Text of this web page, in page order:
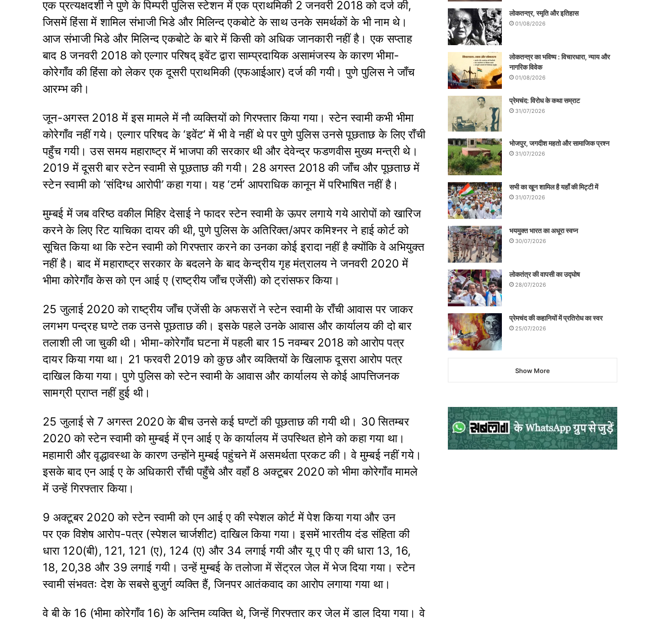
एक प्रत्यक्षदर्शी ने पुणे के पिम्परी पुलिस स्टेशन में एक प्राथमिकी 2 जनवरी 2018 को दर्ज की,
जिसमें हिंसा में शामिल संभाजी भिडे और मिलिन्द एकबोटे के साथ उनके समर्थकों के भी नाम थे।
आज संभाजी भिडे और मिलिन्द एकबोटे के बारे में किसी को अधिक जानकारी नहीं है। एक सप्ताह
बाद 8 जनवरी 2018 को एल्गार परिषद् इवेंट द्वारा साम्प्रदायिक असामंजस्य के कारण भीमा-
कोरेगाँव की हिंसा को लेकर एक दूसरी प्राथमिकी (एफआईआर) दर्ज की गयी। पुणे पुलिस ने जाँच
आरम्भ की।
जून-अगस्त 2018 में इस मामले में नौ व्यक्तियों को गिरफ्तार किया गया। स्टेन स्वामी कभी भीमा
कोरेगाँव नहीं गये। एल्गार परिषद के ‘इवेंट’ में भी वे नहीं थे पर पुणे पुलिस उनसे पूछताछ के लिए राँची
पहुँच गयी। उस समय महाराष्ट्र में भाजपा की सरकार थी और देवेन्द्र फडणवीस मुख्य मन्त्री थे।
2019 में दूसरी बार स्टेन स्वामी से पूछताछ की गयी। 28 अगस्त 2018 की जाँच और पूछताछ में
स्टेन स्वामी को ‘संदिग्ध आरोपी’ कहा गया। यह ‘टर्म’ आपराधिक कानून में परिभाषित नहीं है।
मुम्बई में जब वरिष्ठ वकील मिहिर देसाई ने फादर स्टेन स्वामी के ऊपर लगाये गये आरोपों को खारिज
करने के लिए रिट याचिका दायर की थी, पुणे पुलिस के अतिरिक्त/अपर कमिश्नर ने हाई कोर्ट को
सूचित किया था कि स्टेन स्वामी को गिरफ्तार करने का उनका कोई इरादा नहीं है क्योंकि वे अभियुक्त
नहीं है। बाद में महाराष्ट्र सरकार के बदलने के बाद केन्द्रीय गृह मंत्रालय ने जनवरी 2020 में
भीमा कोरेगाँव केस को एन आई ए (राष्ट्रीय जाँच एजेंसी) को ट्रांसफर किया।
25 जुलाई 2020 को राष्ट्रीय जाँच एजेंसी के अफसरों ने स्टेन स्वामी के राँची आवास पर जाकर
लगभग पन्द्रह घण्टे तक उनसे पूछताछ की। इसके पहले उनके आवास और कार्यालय की दो बार
तलाशी ली जा चुकी थी। भीमा-कोरेगाँव घटना में पहली बार 15 नवम्बर 2018 को आरोप पत्र
दायर किया गया था। 21 फरवरी 2019 को कुछ और व्यक्तियों के खिलाफ दूसरा आरोप पत्र
दाखिल किया गया। पुणे पुलिस को स्टेन स्वामी के आवास और कार्यालय से कोई आपत्तिजनक
सामग्री प्राप्त नहीं हुई थी।
25 जुलाई से 7 अगस्त 2020 के बीच उनसे कई घण्टों की पूछताछ की गयी थी। 30 सितम्बर
2020 को स्टेन स्वामी को मुम्बई में एन आई ए के कार्यालय में उपस्थित होने को कहा गया था।
महामारी और वृद्धावस्था के कारण उन्होंने मुम्बई पहुंचने में असमर्थता प्रकट की। वे मुम्बई नहीं गये।
इसके बाद एन आई ए के अधिकारी राँची पहुँचे और वहाँ 8 अक्टूबर 2020 को भीमा कोरेगाँव मामले
में उन्हें गिरफ्तार किया।
9 अक्टूबर 2020 को स्टेन स्वामी को एन आई ए की स्पेशल कोर्ट में पेश किया गया और उन
पर एक विशेष आरोप-पत्र (स्पेशल चार्जशीट) दाखिल किया गया। इसमें भारतीय दंड संहिता की
धारा 120(बी), 121, 121 (ए), 124 (ए) और 34 लगाई गयी और यू ए पी ए की धारा 13, 16,
18, 20,38 और 39 लगाई गयी। उन्हें मुम्बई के तलोजा में सेंट्रल जेल में भेज दिया गया। स्टेन
स्वामी संभवतः देश के सबसे बुजुर्ग व्यक्ति हैं, जिनपर आतंकवाद का आरोप लगाया गया था।
वे बी के 16 (भीमा कोरेगाँव 16) के अन्तिम व्यक्ति थे, जिन्हें गिरफ्तार कर जेल में डाल दिया गया। वे
लोकतन्त्र, स्मृति और इतिहास
01/08/2026
लोकतन्त्र का भविष्य : विचारधारा, न्याय और
नागरिक विवेक
01/08/2026
प्रेमचंद: विरोध के कथा सम्राट
31/07/2026
भोजपुर, जगदीश महतो और सामाजिक प्रश्न
31/07/2026
सभी का खून शामिल है यहाँ की मिट्टी में
31/07/2026
भयमुक्त भारत का अधूरा स्वप्न
30/07/2026
लोकतंत्र की वापसी का उद्घोष
28/07/2026
प्रेमचंद की कहानियों में प्रतिरोध का स्वर
25/07/2026
Show More